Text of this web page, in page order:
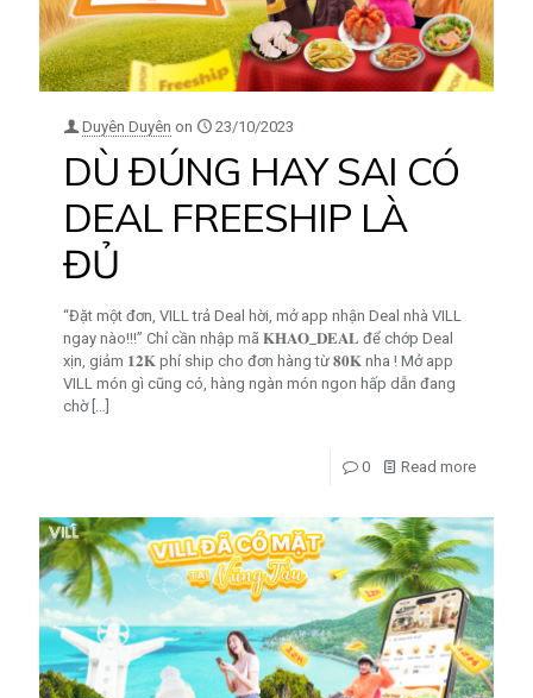
Duyên Duyên on 23/10/2023
DÙ ĐÚNG HAY SAI CÓ
DEAL FREESHIP LÀ
ĐỦ
“Đặt một đơn, VILL trả Deal hời, mở app nhận Deal nhà VILL
ngay nào!!!” Chỉ cần nhập mã 𝐊𝐇𝐀𝐎_𝐃𝐄𝐀𝐋 để chớp Deal
xịn, giảm 𝟏𝟐𝐊 phí ship cho đơn hàng từ 𝟖𝟎𝐊 nha ! Mở app
VILL món gì cũng có, hàng ngàn món ngon hấp dẫn đang
chờ[…]
0 Read more